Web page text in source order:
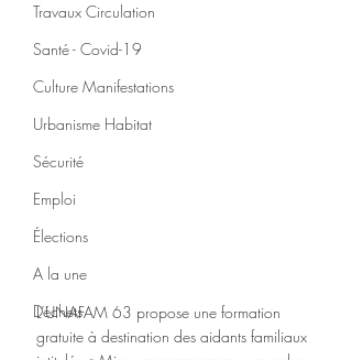
Travaux Circulation
Santé - Covid-19
Culture Manifestations
Urbanisme Habitat
Sécurité
Emploi
Élections
A la une
Déchets
L’UNAFAM 63 propose une formation
gratuite à destination des aidants familiaux